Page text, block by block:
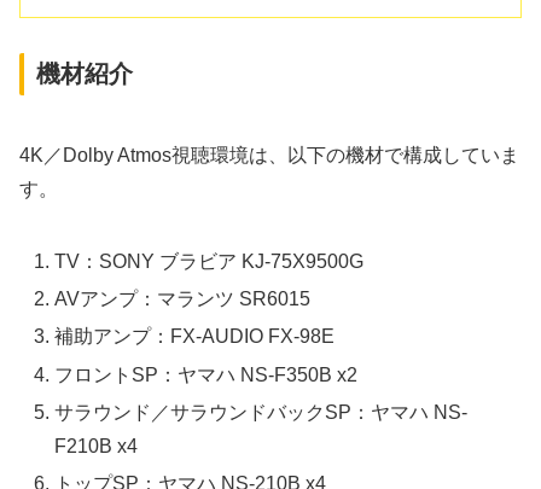
機材紹介
4K／Dolby Atmos視聴環境は、以下の機材で構成していま
す。
TV：SONY ブラビア KJ-75X9500G
AVアンプ：マランツ SR6015
補助アンプ：FX-AUDIO FX-98E
フロントSP：ヤマハ NS-F350B x2
サラウンド／サラウンドバックSP：ヤマハ NS-
F210B x4
トップSP：ヤマハ NS-210B x4